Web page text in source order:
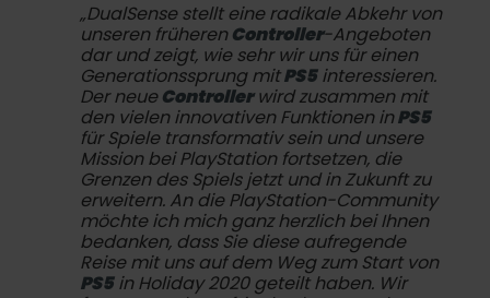
„DualSense stellt eine radikale Abkehr von
unseren früherenController-Angeboten
dar und zeigt, wie sehr wir uns für einen
Generationssprung mitPS5interessieren.
Der neueControllerwird zusammen mit
den vielen innovativen Funktionen inPS5
für Spiele transformativ sein und unsere
Mission bei PlayStation fortsetzen, die
Grenzen des Spiels jetzt und in Zukunft zu
erweitern. An die PlayStation-Community
möchte ich mich ganz herzlich bei Ihnen
bedanken, dass Sie diese aufregende
Reise mit uns auf dem Weg zum Start von
PS5in Holiday 2020 geteilt haben. Wir